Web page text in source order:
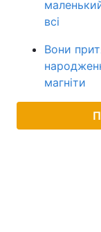
всі
Вони
магніти